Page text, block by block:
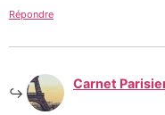
Répondre
Carnet